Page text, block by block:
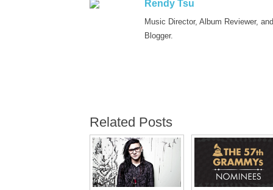
Rendy Tsu
Music Director, Album Reviewer, and
Blogger.
Related Posts